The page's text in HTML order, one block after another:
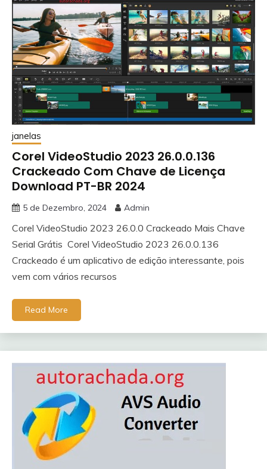
janelas
Corel VideoStudio 2023 26.0.0.136
Crackeado Com Chave de Licença
Download PT-BR 2024
5 de Dezembro, 2024 Admin
Corel VideoStudio 2023 26.0.0 Crackeado Mais Chave
Serial Grátis Corel VideoStudio 2023 26.0.0.136
Crackeado é um aplicativo de edição interessante, pois
vem com vários recursos
Read More